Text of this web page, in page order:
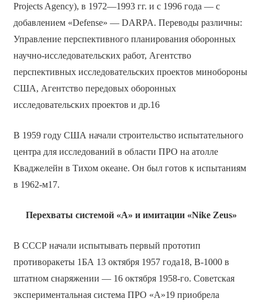
Projects Agency), в 1972—1993 гг. и с 1996 года — с
добавлением «Defense» — DARPA. Переводы различны:
Управление перспективного планирования оборонных
научно-исследовательских работ, Агентство
перспективных исследовательских проектов минобороны
США, Агентство передовых оборонных
исследовательских проектов и др.16
В 1959 году США начали строительство испытательного
центра для исследований в области ПРО на атолле
Кваджелейн в Тихом океане. Он был готов к испытаниям
в 1962-м17.
Перехваты системой «А» и имитации «Nike Zeus»
В СССР начали испытывать первый прототип
противоракеты 1БА 13 октября 1957 года18, В-1000 в
штатном снаряжении — 16 октября 1958-го. Советская
экспериментальная система ПРО «А»19 приобрела